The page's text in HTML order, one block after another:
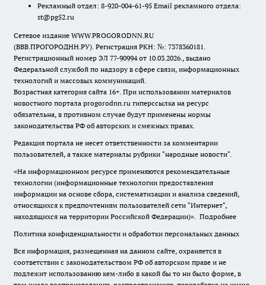
Рекламный отдел: 8-920-004-61-95 Email рекламного отдела:
st@pg52.ru
Сетевое издание WWW.PROGORODNN.RU
(ВВВ.ПРОГОРОДНН.РУ). Регистрация РКН: №: 7378360181.
Регистрационный номер ЭЛ 77-90994 от 10.03.2026., выдано
Федеральной службой по надзору в сфере связи, информационных
технологий и массовых коммуникаций.
Возрастная категория сайта 16+. При использовании материалов
новостного портала progorodnn.ru гиперссылка на ресурс
обязательна, в противном случае будут применены нормы
законодательства РФ об авторских и смежных правах.
Редакция портала не несет ответственности за комментарии
пользователей, а также материалы рубрики "народные новости".
«На информационном ресурсе применяются рекомендательные
технологии (информационные технологии предоставления
информации на основе сбора, систематизации и анализа сведений,
относящихся к предпочтениям пользователей сети "Интернет",
находящихся на территории Российской Федерации)». Подробнее
Политика конфиденциальности и обработки персональных данных
Вся информация, размещенная на данном сайте, охраняется в
соответствии с законодательством РФ об авторском праве и не
подлежит использованию кем-либо в какой бы то ни было форме, в